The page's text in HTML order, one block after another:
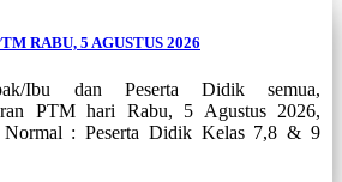
RABU, 5 AGUSTUS 2026
Ibu dan Peserta Didik semua,
PTM hari Rabu, 5 Agustus 2026,
Normal : Peserta Didik Kelas 7,8 & 9